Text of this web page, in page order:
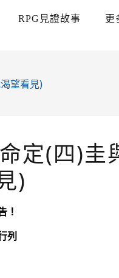
RPG見證故事 更
望看見)
定(四)
)
！
列